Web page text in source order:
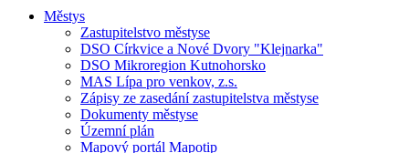
Městys
Zastupitelstvo městyse
DSO Církvice a Nové Dvory "Klejnarka"
DSO Mikroregion Kutnohorsko
MAS Lípa pro venkov, z.s.
Zápisy ze zasedání zastupitelstva městyse
Dokumenty městyse
Územní plán
Mapový portál Mapotip